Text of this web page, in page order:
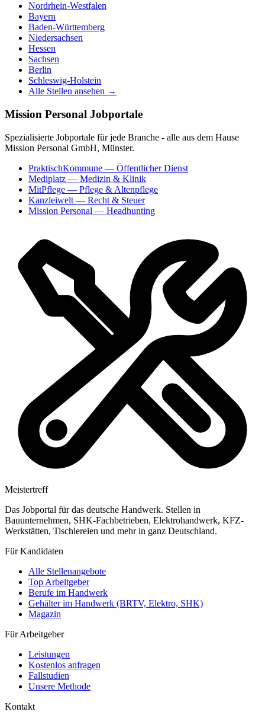
Nordrhein-Westfalen
Bayern
Baden-Württemberg
Niedersachsen
Hessen
Sachsen
Berlin
Schleswig-Holstein
Alle Stellen ansehen →
Mission Personal Jobportale
Spezialisierte Jobportale für jede Branche - alle aus dem Hause
Mission Personal GmbH, Münster.
PraktischKommune — Öffentlicher Dienst
Mediplatz — Medizin & Klinik
MitPflege — Pflege & Altenpflege
Kanzleiwelt — Recht & Steuer
Mission Personal — Headhunting
Meistertreff
Das Jobportal für das deutsche Handwerk. Stellen in
Bauunternehmen, SHK-Fachbetrieben, Elektrohandwerk, KFZ-
Werkstätten, Tischlereien und mehr in ganz Deutschland.
Für Kandidaten
Alle Stellenangebote
Top Arbeitgeber
Berufe im Handwerk
Gehälter im Handwerk (BRTV, Elektro, SHK)
Magazin
Für Arbeitgeber
Leistungen
Kostenlos anfragen
Fallstudien
Unsere Methode
Kontakt